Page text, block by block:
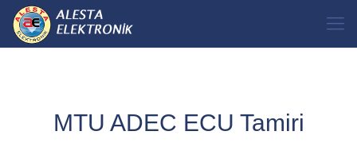
MTU ADEC ECU Tamiri